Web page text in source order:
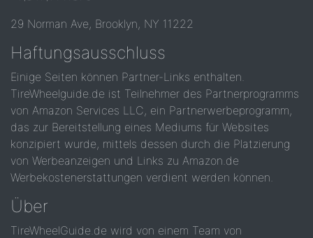
29 Norman Ave, Brooklyn, NY 11222
Haftungsausschluss
Einige Seiten können Partner-Links enthalten.
TireWheelguide.de ist Teilnehmer des Partnerprogramms
von Amazon Services LLC, ein Partnerwerbeprogramm,
das zur Bereitstellung eines Mediums für Websites
konzipiert wurde, mittels dessen durch die Platzierung
von Werbeanzeigen und Links zu Amazon.de
Werbekostenerstattungen verdient werden können.
Über
TireWheelGuide.de wird von einem Team von